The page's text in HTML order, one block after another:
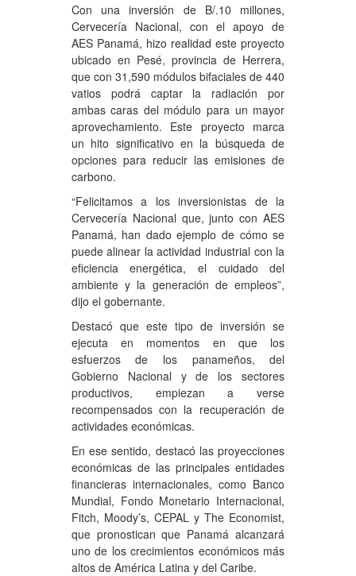
Con una inversión de B/.10 millones,
Cervecería Nacional, con el apoyo de
AES Panamá, hizo realidad este proyecto
ubicado en Pesé, provincia de Herrera,
que con 31,590 módulos bifaciales de 440
vatios podrá captar la radiación por
ambas caras del módulo para un mayor
aprovechamiento. Este proyecto marca
un hito significativo en la búsqueda de
opciones para reducir las emisiones de
carbono.
“Felicitamos a los inversionistas de la
Cervecería Nacional que, junto con AES
Panamá, han dado ejemplo de cómo se
puede alinear la actividad industrial con la
eficiencia energética, el cuidado del
ambiente y la generación de empleos”,
dijo el gobernante.
Destacó que este tipo de inversión se
ejecuta en momentos en que los
esfuerzos de los panameños, del
Gobierno Nacional y de los sectores
productivos, empiezan a verse
recompensados con la recuperación de
actividades económicas.
En ese sentido, destacó las proyecciones
económicas de las principales entidades
financieras internacionales, como Banco
Mundial, Fondo Monetario Internacional,
Fitch, Moody’s, CEPAL y The Economist,
que pronostican que Panamá alcanzará
uno de los crecimientos económicos más
altos de América Latina y del Caribe.